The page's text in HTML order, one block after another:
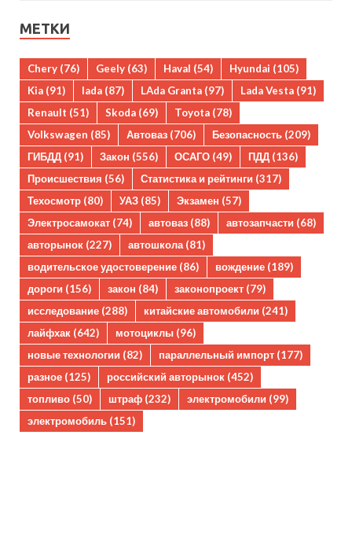
МЕТКИ
Chery (76) Geely (63) Haval (54) Hyundai (105)
Kia (91) lada (87) LAda Granta (97) Lada Vesta (91)
Renault (51) Skoda (69) Toyota (78)
Volkswagen (85) Автоваз (706) Безопасность (209)
ГИБДД (91) Закон (556) ОСАГО (49) ПДД (136)
Происшествия (56) Статистика и рейтинги (317)
Техосмотр (80) УАЗ (85) Экзамен (57)
Электросамокат (74) автоваз (88) автозапчасти (68)
авторынок (227) автошкола(81)
водительское удостоверение (86) вождение (189)
дороги (156) закон (84) законопроект (79)
исследование (288) китайские автомобили (241)
лайфхак (642) мотоциклы (96)
новые технологии (82) параллельный импорт (177)
разное (125) российский авторынок (452)
топливо (50) штраф (232) электромобили (99)
электромобиль (151)